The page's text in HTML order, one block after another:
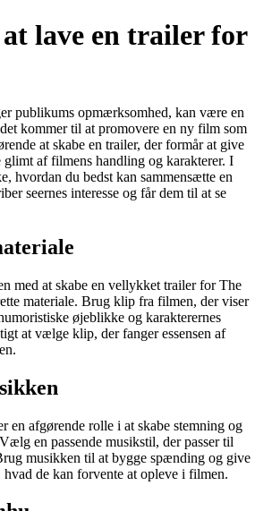
lave en trailer for
publikums opmærksomhed, kan være en
kommer til at promovere en ny film som
at skabe en trailer, der formår at give
glimt af filmens handling og karakterer. I
hvordan du bedst kan sammensætte en
seernes interesse og får dem til at se
med at skabe en vellykket trailer for The
materiale. Brug klip fra filmen, der viser
øjeblikke og karakterernes
at vælge klip, der fanger essensen af
en afgørende rolle i at skabe stemning og
en passende musikstil, der passer til
musikken til at bygge spænding og give
hvad de kan forvente at opleve i filmen.